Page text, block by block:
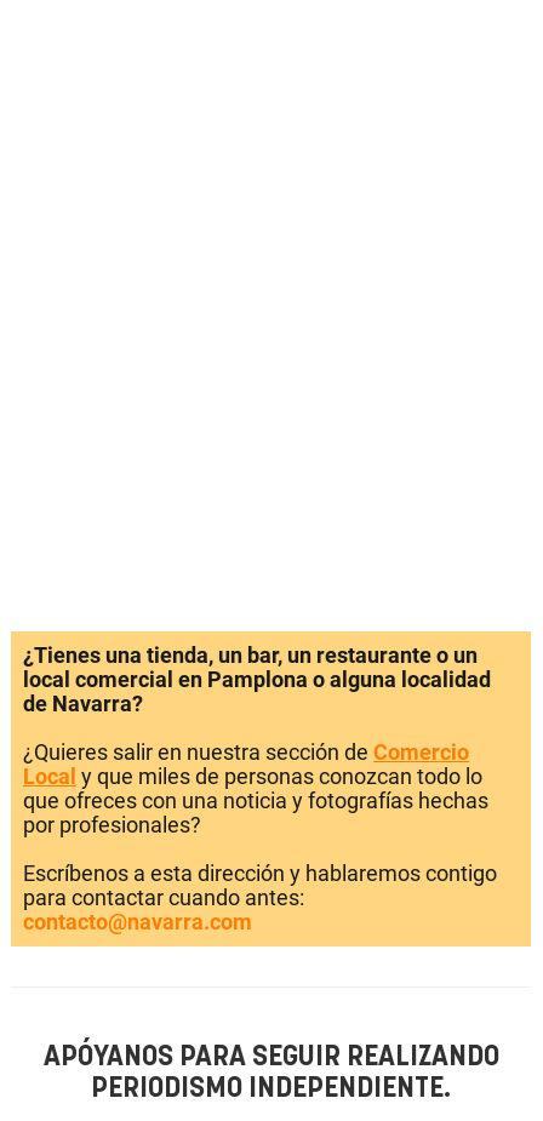
¿Tienes una tienda, un bar, un restaurante o un
local comercial en Pamplona o alguna localidad
de Navarra?
¿Quieres salir en nuestra sección de Comercio
Local y que miles de personas conozcan todo lo
que ofreces con una noticia y fotografías hechas
por profesionales?
Escríbenos a esta dirección y hablaremos contigo
para contactar cuando antes:
contacto@navarra.com
APÓYANOS PARA SEGUIR REALIZANDO
PERIODISMO INDEPENDIENTE.